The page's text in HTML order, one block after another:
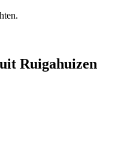
Ruigahuizen